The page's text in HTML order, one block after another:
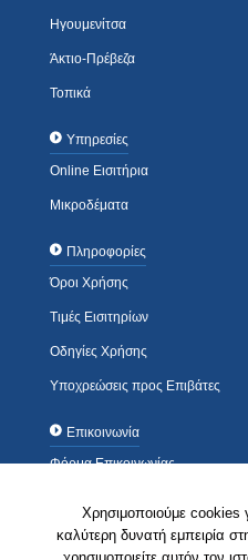
Ηγουμενίτσα
Άκτιο-Πρέβεζα
Τοπικά
Υπηρεσίες
Online Εισιτήρια
Μικροδέματα
Πληροφορίες
Όροι Χρήσης
Τιμές Εισιτηρίων
Οδηγίες Χρήσης
Υποχρεώσεις προς Επιβάτες
Επικοινωνία
Φόρμα Επικοινωνίας
Που θα μας βρείτε..
Χρησιμοποιούμε cookies
καλύτερη δυνατή εμπειρία